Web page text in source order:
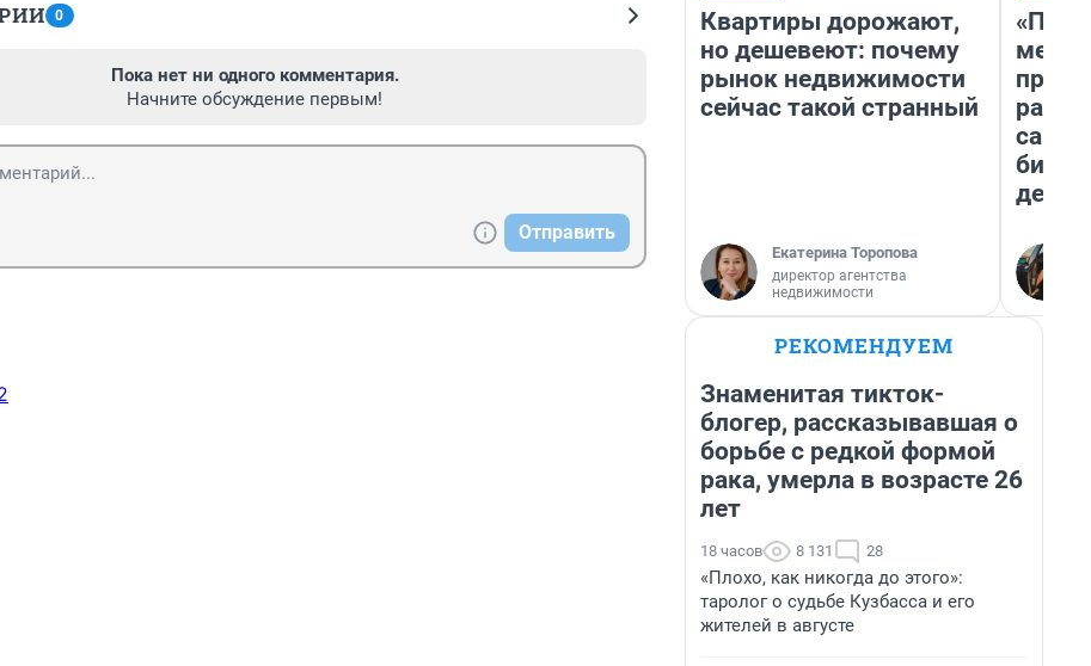
0
Пока нет ни одного комментария.
Начните обсуждение первым!
Отправить
Квартиры дорожают,
но дешевеют: почему
рынок недвижимости
сейчас такой странный
Екатерина Торопова
директор агентства
недвижимости
РЕКОМЕНДУЕМ
Знаменитая тикток-
блогер, рассказывавшая о
борьбе с редкой формой
рака, умерла в возрасте 26
лет
18 часов 8 131 28
«Плохо, как никогда до этого»:
таролог о судьбе Кузбасса и его
жителей в августе